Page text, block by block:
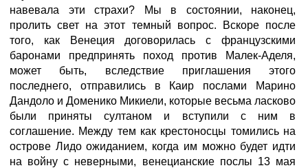
навевала эти страхи? Мы в состоянии, наконец,
пролить свет на этот темный вопрос. Вскоре после
того, как Венеция договорилась с французскими
баронами предпринять поход против Малек-Аделя,
может быть, вследствие приглашения этого
последнего, отправились в Каир послами Марино
Дандоло и Доменико Микиели, которые весьма ласково
были приняты султаном и вступили с ним в
соглашение. Между тем как крестоносцы томились на
острове Лидо ожиданием, когда им можно будет идти
на войну с неверными, венецианские послы 13 мая